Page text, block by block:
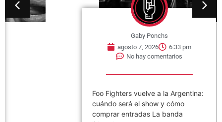
6:33 pm
Foo Fighters vuelve a la Argentina:
cuándo será el show y cómo
comprar entradas La banda